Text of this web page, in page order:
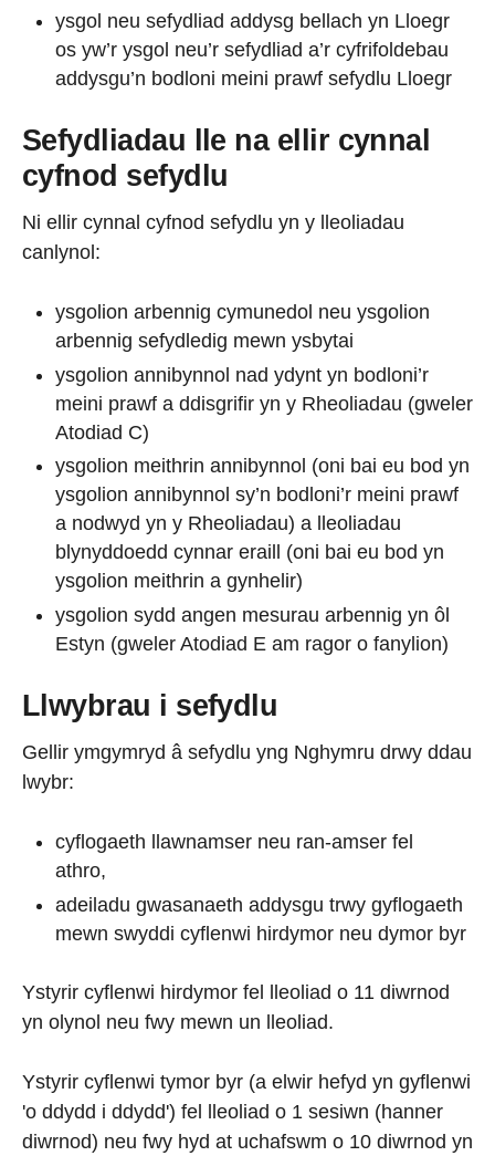
ysgol neu sefydliad addysg bellach yn Lloegr
os yw’r ysgol neu’r sefydliad a’r cyfrifoldebau
addysgu’n bodloni meini prawf sefydlu Lloegr
Sefydliadau lle na ellir cynnal
cyfnod sefydlu
Ni ellir cynnal cyfnod sefydlu yn y lleoliadau
canlynol:
ysgolion arbennig cymunedol neu ysgolion
arbennig sefydledig mewn ysbytai
ysgolion annibynnol nad ydynt yn bodloni’r
meini prawf a ddisgrifir yn y Rheoliadau (gweler
Atodiad C)
ysgolion meithrin annibynnol (oni bai eu bod yn
ysgolion annibynnol sy’n bodloni’r meini prawf
a nodwyd yn y Rheoliadau) a lleoliadau
blynyddoedd cynnar eraill (oni bai eu bod yn
ysgolion meithrin a gynhelir)
ysgolion sydd angen mesurau arbennig yn ôl
Estyn (gweler Atodiad E am ragor o fanylion)
Llwybrau i sefydlu
Gellir ymgymryd â sefydlu yng Nghymru drwy ddau
lwybr:
cyflogaeth llawnamser neu ran-amser fel
athro,
adeiladu gwasanaeth addysgu trwy gyflogaeth
mewn swyddi cyflenwi hirdymor neu dymor byr
Ystyrir cyflenwi hirdymor fel lleoliad o 11 diwrnod
yn olynol neu fwy mewn un lleoliad.
Ystyrir cyflenwi tymor byr (a elwir hefyd yn gyflenwi
'o ddydd i ddydd') fel lleoliad o 1 sesiwn (hanner
diwrnod) neu fwy hyd at uchafswm o 10 diwrnod yn